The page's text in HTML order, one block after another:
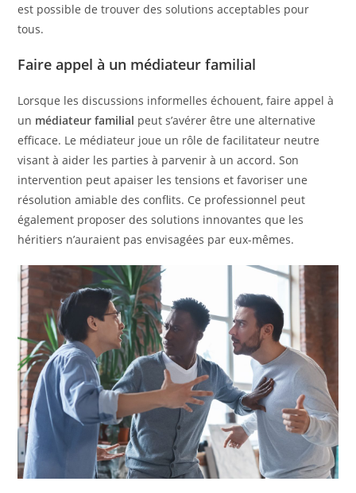
est possible de trouver des solutions acceptables pour
tous.
Faire appel à un médiateur familial
Lorsque les discussions informelles échouent, faire appel à
un médiateur familial peut s’avérer être une alternative
efficace. Le médiateur joue un rôle de facilitateur neutre
visant à aider les parties à parvenir à un accord. Son
intervention peut apaiser les tensions et favoriser une
résolution amiable des conflits. Ce professionnel peut
également proposer des solutions innovantes que les
héritiers n’auraient pas envisagées par eux-mêmes.